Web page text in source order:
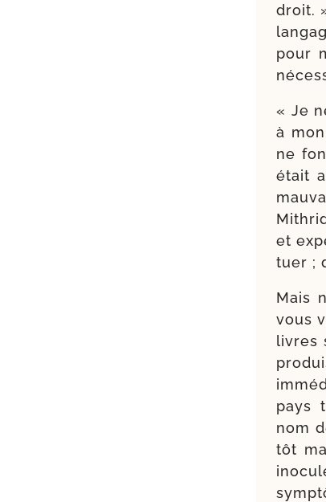
droit.
pour
« Je
à
ne
était
et
tuer ;
Mais
vous
livres
pays
nom
tôt